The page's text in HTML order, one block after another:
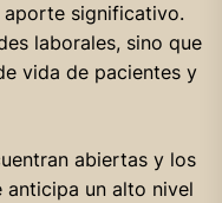
significativo.
laborales, sino que
vida de pacientes y
abiertas y los
un alto nivel